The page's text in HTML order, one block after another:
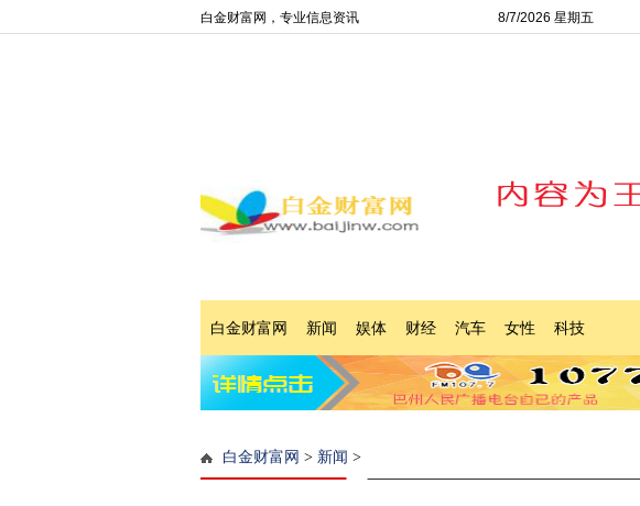
白金财富网，专业信息资讯 8/7/2026 星期五
白金财富网 新闻 娱体 财经 汽车 女性 科技
白金财富网 > 新闻 >